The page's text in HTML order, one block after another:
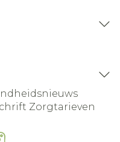
Zorgtarieven